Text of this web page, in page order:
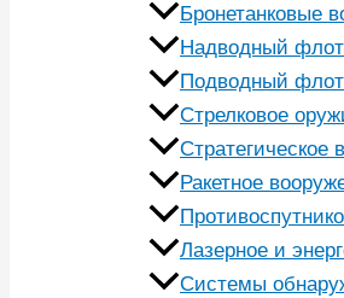
Бронетанковые
Надводный флот
Подводный флот
Стрелковое
Стратегическое
Ракетное
Лазерное и
Системы